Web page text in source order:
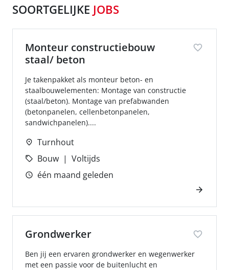
SOORTGELIJKE JOBS
Monteur constructiebouw
staal/ beton
Je takenpakket als monteur beton- en
staalbouwelementen: Montage van constructie
(staal/beton). Montage van prefabwanden
(betonpanelen, cellenbetonpanelen,
sandwichpanelen)....
Turnhout
Bouw
Voltijds
één maand geleden
Grondwerker
Ben jij een ervaren grondwerker en wegenwerker
met een passie voor de buitenlucht en